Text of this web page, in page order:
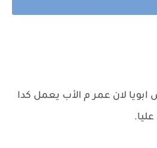
لان عمر م الأب يعمل كدا